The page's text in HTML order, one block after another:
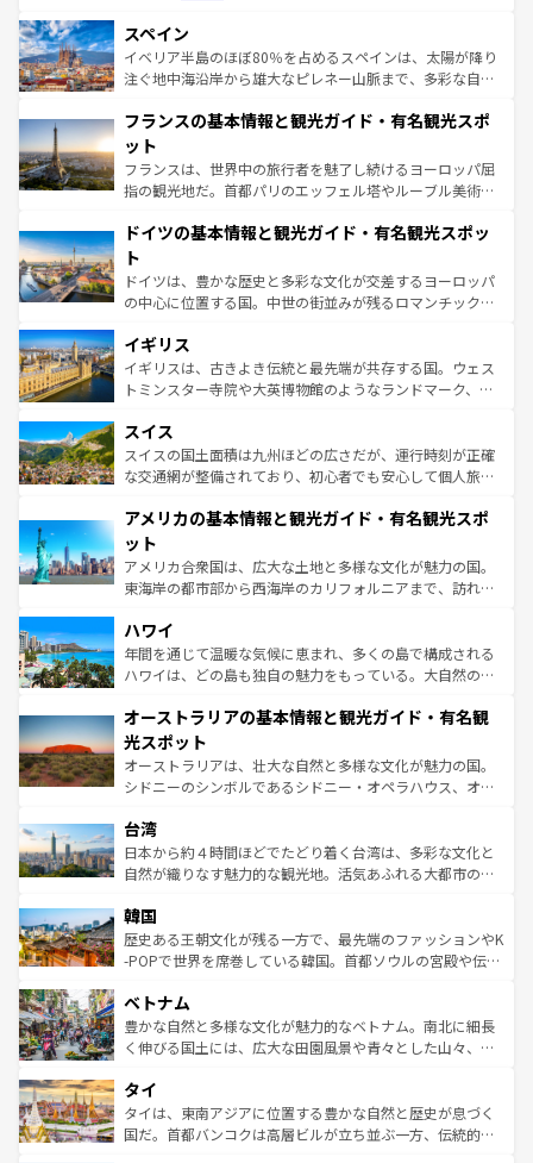
ろん、トスカーナの美しい田園風景やアマルフィ海岸の絶
景など、自然景観も見逃せない。観光の合間には、本場の
ピザやパスタなど、絶品のイタリア料理を堪能することも
ませてくれるイタリアで、忘れられない旅をしてみよう！
なお、新着のイタリア情報は
しい。
スペイン
イベリア半島のほぼ80％を占めるスペインは、太陽が降り
注ぐ地中海沿岸から雄大なピレネー山脈まで、多彩な自然
文化が根付くこの国では、情熱的なフラメンコ、熱気あふ
れる闘牛、そして美味しいタパスが生活の一部となってい
る。首都マドリードの洗練された雰囲気や、バルセロナの
アートに溢れた街角から、地方では古代ローマ遺跡や中世
せる。地方によって風土や気候が異なるスペインはその個
ンテンツ一覧 を参照してほしい。
フランスの基本情報と観光ガイド・有名観光スポ
ット
フランスは、世界中の旅行者を魅了し続けるヨーロッパ屈
指の観光地だ。首都パリのエッフェル塔やルーブル美術館
で、幅広い魅力が詰まっている。華麗な宮殿、歴史的な大
聖堂、美しいビーチ、そして豊かな自然が、訪れる者を心
から魅了する。また、フランスは美食の国としても知ら
れ、フランス料理はユネスコ無形文化遺産にも登録されて
香り高いラベンダー畑など、多彩な楽しみ方が可能だ。さ
らに、パリ以外の地域にも魅力が溢れており、どの街角に
も豊かな歴史と文化が息づいている。パリ以外の個性あふ
を参照してほしい。
ドイツの基本情報と観光ガイド・有名観光スポッ
ト
ドイツは、豊かな歴史と多彩な文化が交差するヨーロッパ
の中心に位置する国。中世の街並みが残るロマンチック街
顔を持つこの国は、どこを歩いても飽きることがない。ベ
ルリンの文化的活気、バイエルン州のアルプスの絶景、そ
してライン川沿いのワイン畑といった風景は必見。ビール
は、お酒好きな人にはぜひ体験してほしい。 なお、新着の
ドイツ情報はコンテンツ一覧を参照してほしい。
イギリス
イギリスは、古きよき伝統と最先端が共存する国。ウェス
トミンスター寺院や大英博物館のようなランドマーク、歴
リアごとに異なる魅力がある。また、優雅なアフタヌーン
ティー、ビール好きにはたまらない英国パブ、サッカー観
戦など、本場だからこそできる体験も豊富。イギリスを旅
ンツ一覧を参照してほしい。
スイス
スイスの国土面積は九州ほどの広さだが、運行時刻が正確
な交通網が整備されており、初心者でも安心して個人旅行
の建物がそのまま残る町や、スイスならではのユニークな
博物館もあり、アルプス観光だけでなく町歩きも満喫する
ことができる。国民の所得が高いため物価も高いが、旅行
者向けの交通パス提供のサービスもあり、うまく活用すれ
着のスイス情報は
アメリカの基本情報と観光ガイド・有名観光スポ
ット
アメリカ合衆国は、広大な土地と多様な文化が魅力の国。
東海岸の都市部から西海岸のカリフォルニアまで、訪れる
のような巨大都市は、観光、ショッピング、エンターテイ
ンメントが詰まった刺激的なスポットだ。一方、アメリカ
西部には大自然が広がり、グランドキャニオンやイエロー
部のニューオーリンズでは、音楽と美食が融合した独特の
文化が魅力。旅行者はアメリカの各地域で異なる魅力を楽
しみながら、その多様性と豊かな歴史を感じることができ
るだろう。車でのロードトリップや列車の旅も、アメリカ
情報は
ハワイ
年間を通じて温暖な気候に恵まれ、多くの島で構成される
ハワイは、どの島も独自の魅力をもっている。大自然の神
ワイ島は見逃せない。また、定番の観光地といえばオアフ
島だが、静かな自然を求めるならマウイ島やカウアイ島が
おすすめ。エメラルドグリーンに輝く海をはじめ、豊かな
文化や歴史が息づいている。「アロハスピリット」と呼ば
人々、おいしいローカルフードやハワイアンミュージッ
ク、伝統的なフラダンスなど、すべてがハワイの魅力を彩
っている。訪れるたびに新しい発見と感動が待っているハ
はコンテンツ一覧
オーストラリアの基本情報と観光ガイド・有名観
光スポット
オーストラリアは、壮大な自然と多様な文化が魅力の国。
シドニーのシンボルであるシドニー・オペラハウス、オー
リアリーフや大陸中央部にそびえるウルル（エアーズロッ
ク）、タスマニアの美しい原生林やケアンズの熱帯雨林な
ど、見どころがたくさん。また、カフェやワイン、オージ
いる。アクティビティも充実しており、サーフィンやダイ
ビング、ハイキングなど、アウトドア好きにはたまらな
い。オーストラリアの多彩な魅力を存分に味わいつくそ
参照してほしい。
台湾
日本から約４時間ほどでたどり着く台湾は、多彩な文化と
自然が織りなす魅力的な観光地。活気あふれる大都市の台
ン）、静ひつな山岳地帯である台湾東部など、都市の喧騒
と山間の静けさが共存しており、訪れる人に新しい発見と
驚きをもたらしてくれる。また、奥深い台湾の食文化も魅
容にもいいと評判のスイーツなど、バラエティ豊かな料理
が味わえる。 なお、新着の台湾情報は コンテンツ一覧を参
照してほしい。
韓国
歴史ある王朝文化が残る一方で、最先端のファッションやK
-POPで世界を席巻している韓国。首都ソウルの宮殿や伝統
き、地方に足を延ばせば四季折々の自然美を楽しむことが
できる。そして、キムチや焼肉、絶品のストリートフード
まで、さまざまな韓国料理が待っている。夜には、韓国な
リティに包まれながら、韓国の多彩な魅力を心ゆくまで味
わってみてほしい。 なお、新着の韓国情報はコンテンツ一
覧を参照してほしい。
ベトナム
豊かな自然と多様な文化が魅力的なベトナム。南北に細長
く伸びる国土には、広大な田園風景や青々とした山々、世
急速な発展と共に伝統が息づく。ハノイの古い町並みやホ
ーチミン市のフランス統治時代の建物も、独特の雰囲気を
醸し出している。また、バラエティの豊かさとおいしさで
タイ
タイは、東南アジアに位置する豊かな自然と歴史が息づく
国だ。首都バンコクは高層ビルが立ち並ぶ一方、伝統的な